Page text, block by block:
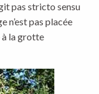
pas stricto sensu
n’est pas placée
à la grotte